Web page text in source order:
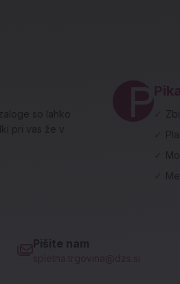
so lahko
pri vas že v
✓
✓
Pišite nam
spletna.trgovina@dzs.si